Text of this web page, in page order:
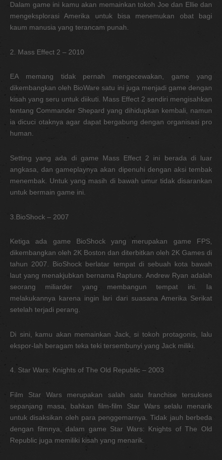
Dalam game ini kamu akan memainkan tokoh Joe dan Ellie dan
mengeksplorasi Amerika untuk bisa menemukan obat bagi
kaum manusia yang terancam punah.
2. Mass Effect 2 – 2010
EA memang tidak pernah mengecewakan, game yang
dikembangkan oleh BioWare satu ini juga menjadi game dengan
kisah yang seru untuk diikuti. Mass Effect 2 sendiri mengisahkan
tentang Commander Shepard yang dihidupkan kembali, namun
ia dicuci otaknya agar dapat bergabung dengan organisasi pro
human.
Setting yang ada di game Mass Effect 2 ini berada di luar
angkasa, dan gameplaynya akan dipenuhi dengan aksi tembak
menembak. Untuk yang masih di bawah umur tidak disarankan
untuk bermain game ini.
3.BioShock – 2007
Ketiga ada game BioShock yang merupakan game FPS,
dikembangkan oleh 2K Boston dan diterbitkan oleh 2K Games di
tahun 2007. BioShock berlatar tempat di sebuah kota bawah
laut yang menakjubkan bernama Rapture. Andrew Ryan adalah
seorang miliarder yang membangun tempat ini. Ia
melakukannya karena ingin lari dari suasana Amerika Serikat
setelah terjadi perang.
Di sini, kamu akan memainkan Jack, si tokoh protagonis, lalu
ekspor-lah beragam teka teki tersembunyi yang Jack miliki.
4. Star Wars: Knights of The Old Republic – 2003
Film Star Wars merupakan salah satu franchise tersukses
sepanjang masa, bahkan film-film Star Wars selalu menarik
untuk disaksikan oleh para penggemarnya. Tidak jauh berbeda
dengan filmnya, dalam game Star Wars: Knights of The Old
Republic juga memiliki kisah yang menarik.